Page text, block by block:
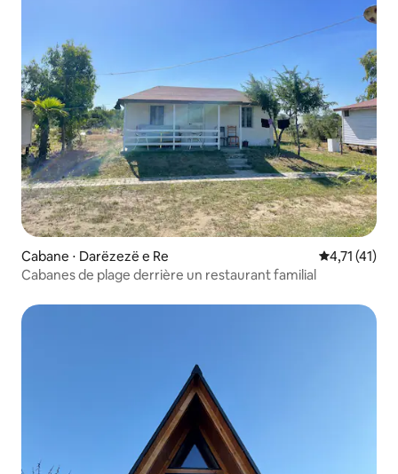
Cabane ⋅ Darëzezë e Re Évaluation
4,71 (41)
Cabanes de plage derrière un restaurant familial